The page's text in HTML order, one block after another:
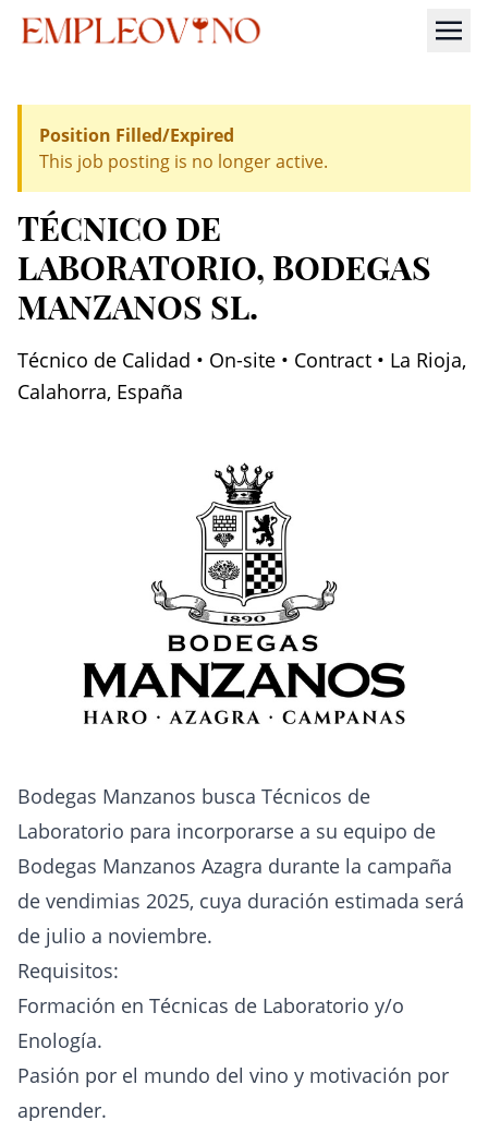
Position Filled/Expired
This job posting is no longer active.
TÉCNICO DE
LABORATORIO, BODEGAS
MANZANOS SL.
Técnico de Calidad • On-site • Contract • La Rioja,
Calahorra, España
Bodegas Manzanos busca Técnicos de
Laboratorio para incorporarse a su equipo de
Bodegas Manzanos Azagra durante la campaña
de vendimias 2025, cuya duración estimada será
de julio a noviembre.
Requisitos:
Formación en Técnicas de Laboratorio y/o
Enología.
Pasión por el mundo del vino y motivación por
aprender.